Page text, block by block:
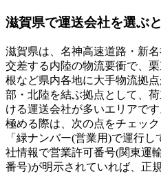
滋賀県で運送会社を選ぶ
滋賀県は、名神高速道路・新
交差する内陸の物流要衝で、
根など県内各地に大手物流拠
部・北陸を結ぶ拠点として、
ける運送会社が多いエリアで
極める際は、次の点をチェッ
「緑ナンバー(営業用)で運行
社情報で営業許可番号(関東運
番号)が明示されていれば、正